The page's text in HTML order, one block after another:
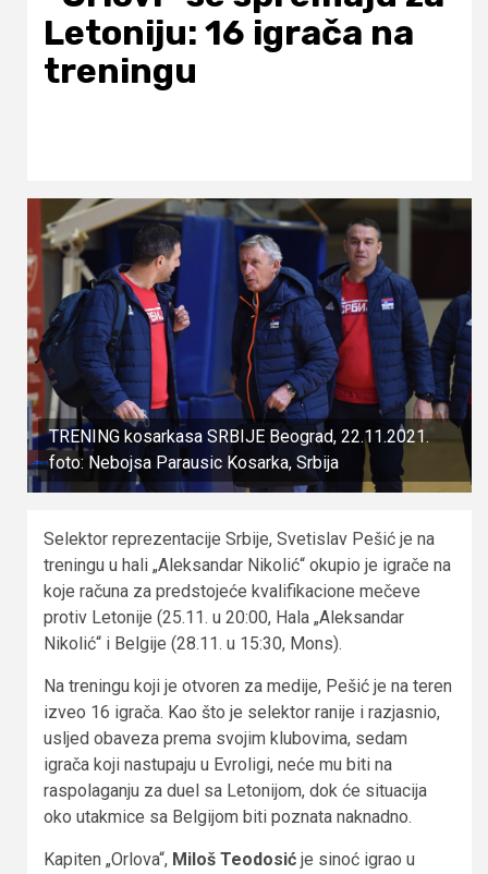
Letoniju: 16 igrača na
treningu
TRENING kosarkasa SRBIJE Beograd, 22.11.2021.
foto: Nebojsa Parausic Kosarka, Srbija
Selektor reprezentacije Srbije, Svetislav Pešić je na
treningu u hali „Aleksandar Nikolić“ okupio je igrače na
koje računa za predstojeće kvalifikacione mečeve
protiv Letonije (25.11. u 20:00, Hala „Aleksandar
Nikolić“ i Belgije (28.11. u 15:30, Mons).
Na treningu koji je otvoren za medije, Pešić je na teren
izveo 16 igrača. Kao što je selektor ranije i razjasnio,
usljed obaveza prema svojim klubovima, sedam
igrača koji nastupaju u Evroligi, neće mu biti na
raspolaganju za duel sa Letonijom, dok će situacija
oko utakmice sa Belgijom biti poznata naknadno.
Kapiten „Orlova“, Miloš Teodosić je sinoć igrao u